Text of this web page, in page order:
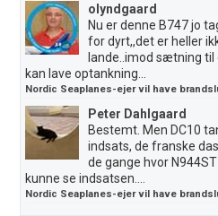
olyndgaard
Nu er denne B747 jo
for dyrt,,det er heller
lande..imod sætning
kan lave optankning...
Nordic Seaplanes-ejer vil have
Peter Dahlgaard
Bestemt. Men DC10
indsats, de franske
de gange hvor
kunne se indsatsen....
Nordic Seaplanes-ejer vil have